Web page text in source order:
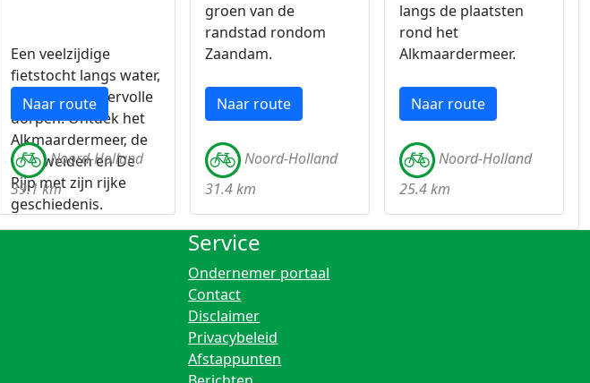
Een veelzijdige
fietstocht langs water,
polders en sfeervolle
dorpen. Ontdek het
Alkmaardermeer, de
veenweiden en De
Rijp met zijn rijke
geschiedenis.
Naar route
Noord-Holland
39.1 km
groen van de
randstad rondom
Zaandam.
Naar route
Noord-Holland
31.4 km
langs de plaatsten
rond het
Alkmaardermeer.
Naar route
Noord-Holland
25.4 km
Service
Ondernemer portaal
Contact
Disclaimer
Privacybeleid
Afstappunten